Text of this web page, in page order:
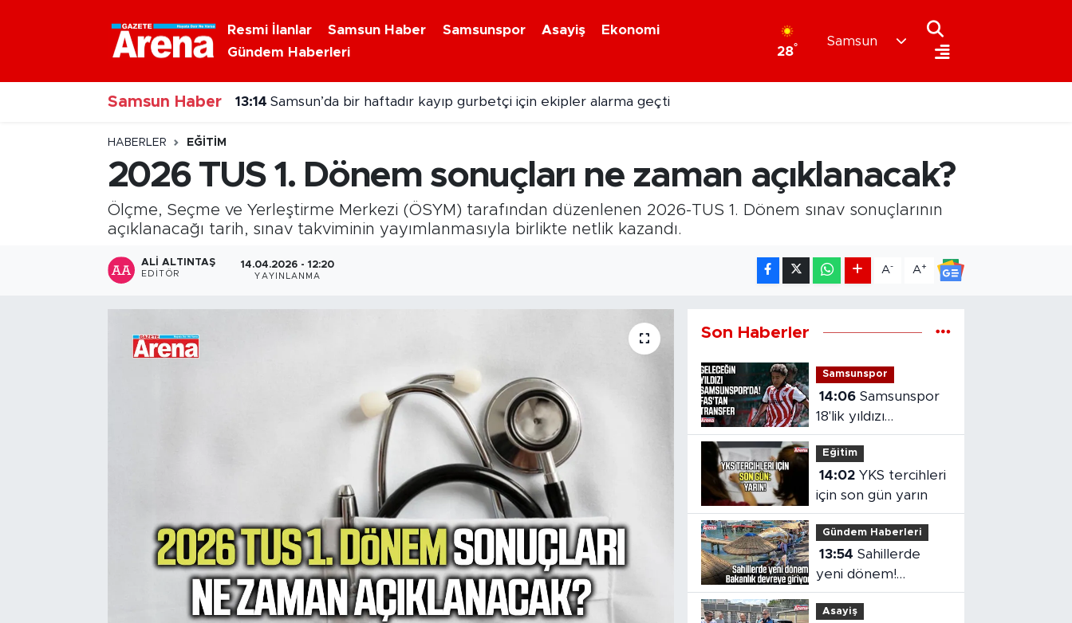
Resmi İlanlar Samsun Haber Samsunspor Asayiş
Ekonomi
Gündem Haberleri
28°
Samsun
Samsun Haber 13:14 Samsun’da bir haftadır kayıp gurbetçi için ekipler alarma geçti
HABERLER EĞITIM
2026 TUS 1. Dönem sonuçları ne zaman açıklanacak?
Ölçme, Seçme ve Yerleştirme Merkezi (ÖSYM) tarafından düzenlenen 2026-TUS 1. Dönem sınav sonuçlarının
açıklanacağı tarih, sınav takviminin yayımlanmasıyla birlikte netlik kazandı.
ALI ALTINTAŞ
EDITÖR
14.04.2026 - 12:20
YAYINLANMA
A- A+
Son Haberler
Samsunspor
14:06 Samsunspor
18'lik yıldızı
kadrosuna kattı!
Eğitim
14:02
için son gün yarın
Gündem Haberleri
13:54 Sahillerde
yeni dönem!
Bakanlık devreye
giriyor
Asayiş
Nöbetçi Eczaneler
Hava Durumu
Samsun Namaz Vakitleri
Trafik Durumu
Süper Lig Puan Durumu ve Fikstür
Tüm Manşetler